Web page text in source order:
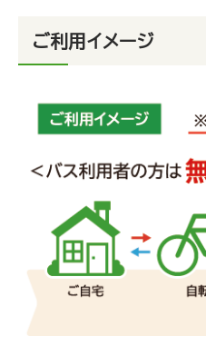
ご利用イメージ